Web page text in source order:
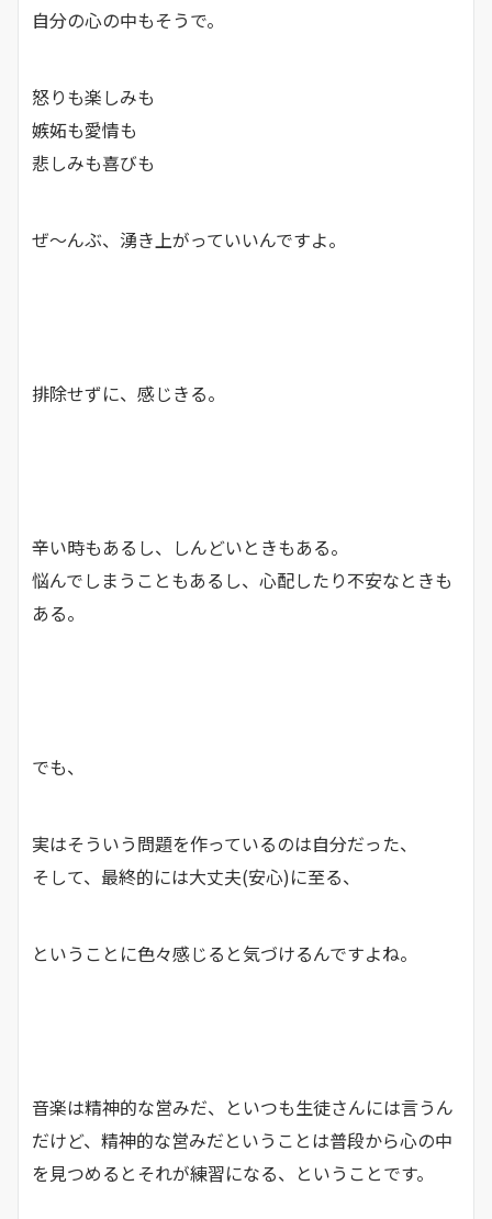
自分の心の中もそうで。
怒りも楽しみも
嫉妬も愛情も
悲しみも喜びも
ぜ～んぶ、湧き上がっていいんですよ。
排除せずに、感じきる。
辛い時もあるし、しんどいときもある。
悩んでしまうこともあるし、心配したり不安なときも
ある。
でも、
実はそういう問題を作っているのは自分だった、
そして、最終的には大丈夫(安心)に至る、
ということに色々感じると気づけるんですよね。
音楽は精神的な営みだ、といつも生徒さんには言うん
だけど、精神的な営みだということは普段から心の中
を見つめるとそれが練習になる、ということです。